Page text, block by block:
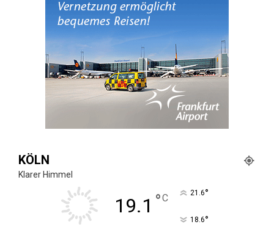
KÖLN
Klarer Himmel
19.1 °C 21.6°
18.6°